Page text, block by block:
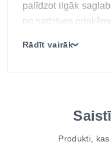
palīdzot ilgāk
no sadzīves
Rādīt vairāk❯
Produkti,